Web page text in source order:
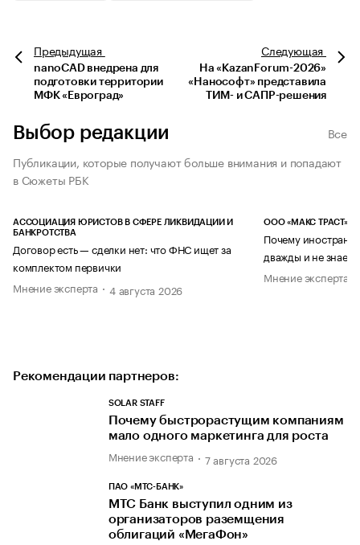
Предыдущая
nanoCAD внедрена для
подготовки территории
МФК «Евроград»
Следующая
На «KazanForum-2026»
«Нанософт» представила
ТИМ- и САПР-решения
Выбор редакции
Все
Публикации, которые получают больше внимания и попадают
в Сюжеты РБК
АССОЦИАЦИЯ ЮРИСТОВ В СФЕРЕ ЛИКВИДАЦИИ И
БАНКРОТСТВА
Договор есть — сделки нет: что ФНС ищет за
комплектом первички
Мнение эксперта
4 августа 2026
ООО «МАКС ТРАСТ»
Почему
дважды и не знает
Мнение эксперта
Рекомендации партнеров:
SOLAR STAFF
Почему быстрорастущим компаниям
мало одного маркетинга для роста
Мнение эксперта 7 августа 2026
ПАО «МТС-БАНК»
МТС Банк выступил одним из
организаторов раземщения
облигаций «МегаФон»